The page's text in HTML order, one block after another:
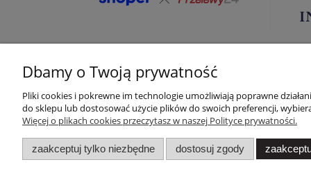
Pomoc
Program bonusowy
Moje konto
Ustawienia konta
Dbamy o Twoją prywatność
Pliki cookies i pokrewne im technologie umożliwiają poprawne
do sklepu lub dostosować użycie plików do swoich preferencji,
Więcej o plikach cookies przeczytasz w naszej Polityce prywatności.
zaakceptuj tylko niezbędne dostosuj zgody